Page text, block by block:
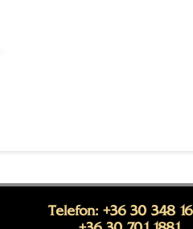
Telefon: +36 30 348